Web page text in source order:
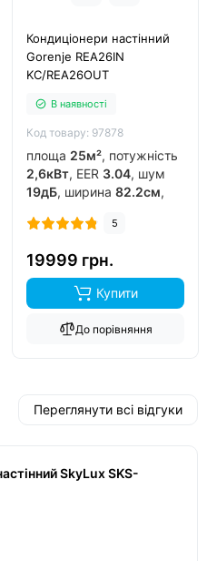
Кондиціонери настінний
Gorenje REA26IN
KC/REA26OUT
В наявності
Код товару: 97878
площа 25м², потужність
2,6кВт, EER 3.04, шум
19дБ, ширина 82.2см,
китай, інвертор
5
19999 грн.
Купити
До порівняння
Переглянути всі відгуки
SkyLux SKS-